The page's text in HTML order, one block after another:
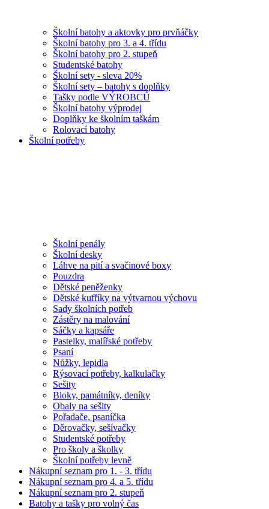
Školní batohy a aktovky pro prvňáčky
Školní batohy pro 3. a 4. třídu
Školní batohy pro 2. stupeň
Studentské batohy
Školní sety - sleva 20%
Školní sety – batohy s doplňky
Tašky podle VÝROBCŮ
Školní batohy výprodej
Doplňky ke školním taškám
Rolovací batohy
Školní potřeby
Školní penály
Školní desky
Láhve na pití a svačinové boxy
Pouzdra
Dětské peněženky
Dětské kufříky na výtvarnou výchovu
Sady školních potřeb
Zástěry na malování
Sáčky a kapsáře
Pastelky, malířské potřeby
Psaní
Nůžky, lepidla
Rýsovací potřeby, kalkulačky
Sešity
Bloky, památníky, deníky
Obaly na sešity
Pořadače, psaníčka
Děrovačky, sešívačky
Studentské potřeby
Pro školy a školky
Školní potřeby levně
Nákupní seznam pro 1. - 3. třídu
Nákupní seznam pro 4. a 5. třídu
Nákupní seznam pro 2. stupeň
Batohy a tašky pro volný čas